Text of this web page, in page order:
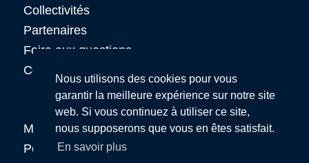
Collectivités
Partenaires
Foire aux questions
Contact
Mentions légales
Politique de confidentialité
Nous utilisons des cookies pour vous
garantir la meilleure expérience sur notre site
web. Si vous continuez à utiliser ce site,
nous supposerons que vous en êtes satisfait.
En savoir plus